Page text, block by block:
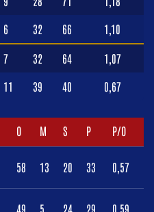
6 32 66 1,10
7 32 64 1,07
11 39 40 0,67
O M S P P/O
58 13 20 33 0,57
49 5 24 29 0,59